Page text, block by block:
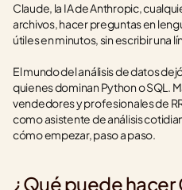
Claude, la IA de Anthropic,
archivos, hacer preguntas en
útiles en minutos, sin escribir una
El mundo del análisis de datos
quienes dominan Python o SQL.
vendedores y profesionales de
como asistente de análisis
cómo empezar, paso a paso.
¿Qué puede hacer